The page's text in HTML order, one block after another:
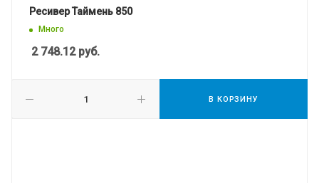
Ресивер Таймень 850
Много
2 748.12руб.
В КОРЗИНУ